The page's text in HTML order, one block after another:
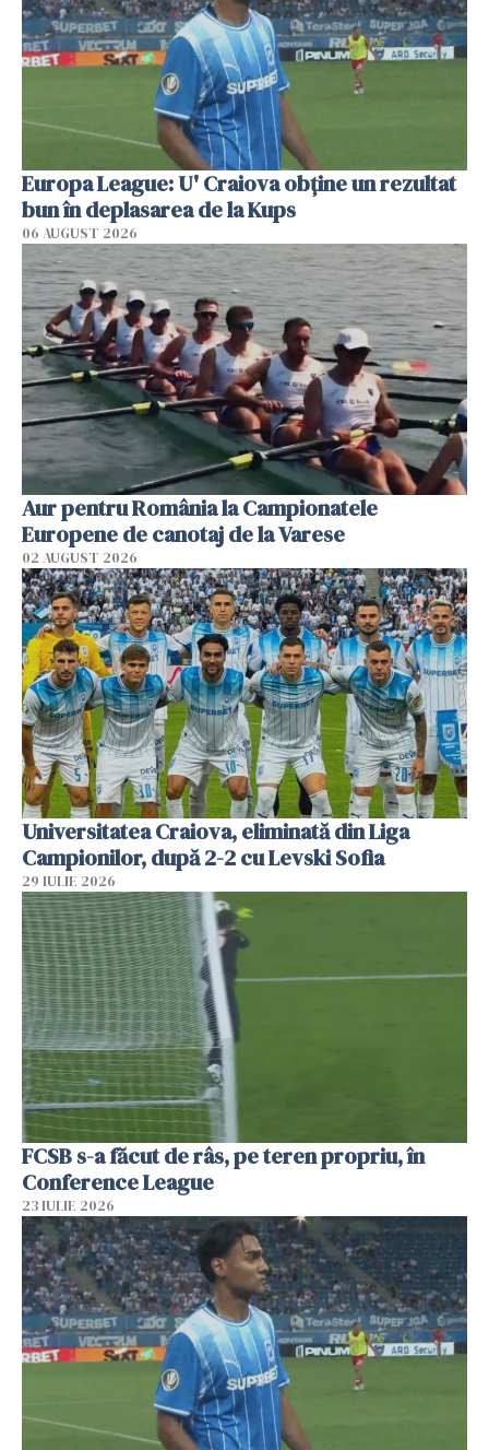
Europa League: U' Craiova obține un rezultat
bun în deplasarea de la Kups
06 AUGUST 2026
Aur pentru România la Campionatele
Europene de canotaj de la Varese
02 AUGUST 2026
Universitatea Craiova, eliminată din Liga
Campionilor, după 2-2 cu Levski Sofia
29 IULIE 2026
FCSB s-a făcut de râs, pe teren propriu, în
Conference League
23 IULIE 2026